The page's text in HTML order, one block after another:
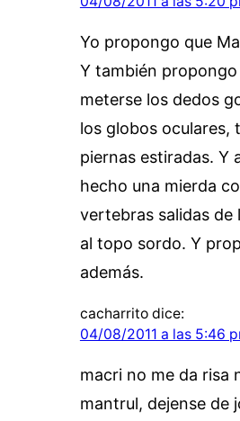
Yo propongo que
Y también
meterse los dedos
los globos oculares,
piernas estiradas. Y
hecho una mierda
vertebras salidas de
al topo sordo. Y
además.
cacharrito dice:
04/08/2011 a las 5:46
macri no me da risa
mantrul, dejense de